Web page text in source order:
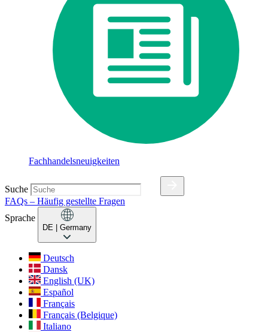
Fachhandelsneuigkeiten
Suche
FAQs – Häufig gestellte Fragen
Sprache
DE | Germany
Deutsch
Dansk
English (UK)
Español
Français
Français (Belgique)
Italiano